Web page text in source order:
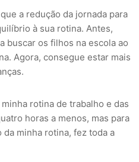
a redução da jornada para
à sua rotina. Antes,
buscar os filhos na escola ao
Agora, consegue estar mais
rotina de trabalho e das
horas a menos, mas para
minha rotina, fez toda a